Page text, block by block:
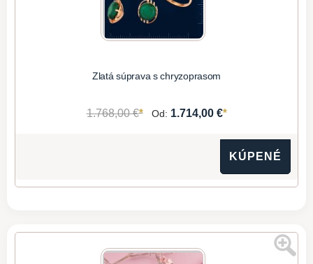
Zlatá súprava s chryzoprasom
1.768,00 €* Od: 1.714,00 €*
KÚPENÉ